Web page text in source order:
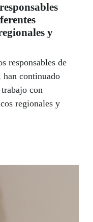
y
responsables de
continuado
con
regionales y